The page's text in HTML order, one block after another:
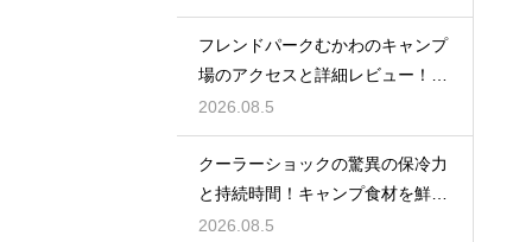
フレンドパークむかわのキャンプ
場のアクセスと詳細レビュー！魅
力を大解剖
2026.08.5
クーラーショックの驚異の保冷力
と持続時間！キャンプ食材を鮮度
抜群に保つ
2026.08.5